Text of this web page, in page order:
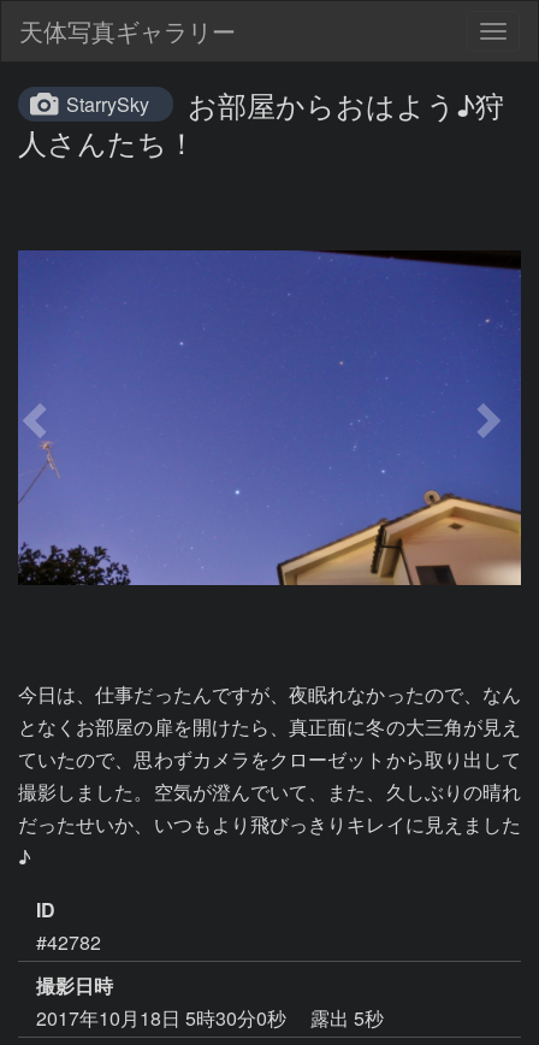
天体写真ギャラリー
StarrySky
お部屋からおはよう♪狩
人さんたち！
今日は、仕事だったんですが、夜眠れなかったので、なん
となくお部屋の扉を開けたら、真正面に冬の大三角が見え
ていたので、思わずカメラをクローゼットから取り出して
撮影しました。空気が澄んでいて、また、久しぶりの晴れ
だったせいか、いつもより飛びっきりキレイに見えました
♪
ID
#42782
撮影日時
2017年10月18日 5時30分0秒
露出 5秒